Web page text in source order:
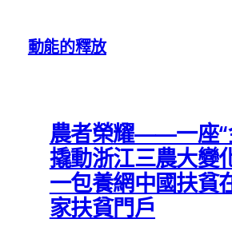
動能的釋放
農者榮耀——一座“
撬動浙江三農大變
一包養網中國扶貧
家扶貧門戶